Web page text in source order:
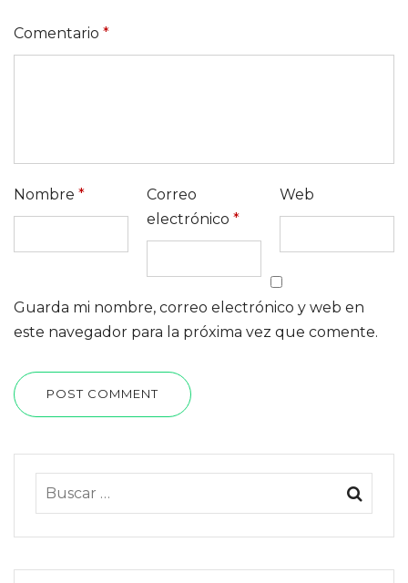
Comentario *
Nombre *
Correo
electrónico *
Web
Guarda mi nombre, correo electrónico y web en
este navegador para la próxima vez que comente.
POST COMMENT